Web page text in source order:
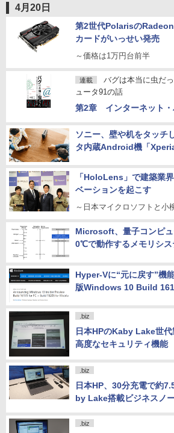
4月20日
第2世代Polarisの
カードがいっせい発売
～価格は1万円台前半
連載
バグは本当に虫だ
ュータ91の話
第2章 インターネット・
ソニー、壁や机をタッチ
タ内蔵Android機「
「HoloLens」で建築業
ベーションを起こす
～日本マイクロソフトと小
Microsoft、量子コンピ
0℃で動作するメモリシス
Hyper-Vに“元に戻す”機
版Windows 10 Build
.biz
日本HPのKaby Lake世
高度なセキュリティ機能
.biz
日本HP、30分充電で約
by Lake搭載ビジネスノ
.biz